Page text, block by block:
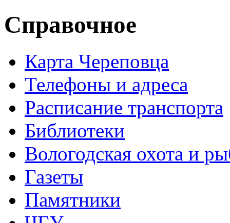
Справочное
Карта Череповца
Телефоны и адреса
Расписание транспорта
Библиотеки
Вологодская охота и
Газеты
Памятники